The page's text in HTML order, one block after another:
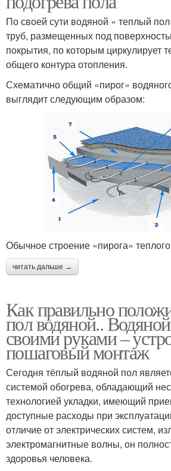
По своей сути водяной « теплый
труб, размещенных под
покрытия, по которым циркулирует
общего контура отопления.
Схематично общий «пирог»
выглядит следующим образом:
Обычное строение «пирога»
читать дальше →
Как правильно
пол водяной..
своими руками –
пошаговый монтаж
Сегодня тёплый водяной пол
системой обогрева, обладающий
технологией укладки, имеющий
доступные расходы при
отличие от электрических систем,
электромагнитные волны, он
здоровья человека.